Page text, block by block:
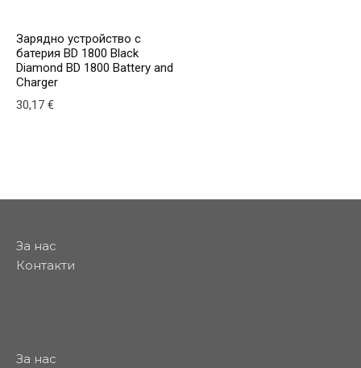
Зарядно устройство с
батерия BD 1800 Black
Diamond BD 1800 Battery and
Charger
30,17 €
За нас
Контакти
За нас